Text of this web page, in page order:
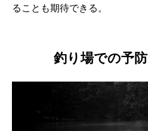
ることも期待できる。
釣り場での予